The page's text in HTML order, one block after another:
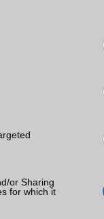
or Sharing
for which it